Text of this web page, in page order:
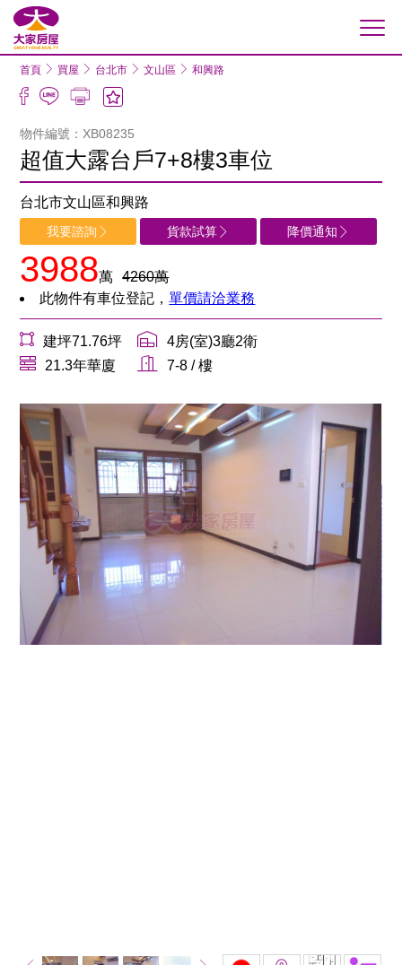
首頁 買屋 台北市 文山區 和興路
物件編號：XB08235
超值大露台戶7+8樓3車位
台北市文山區和興路
我要諮詢 貨款試算 降價通知
3988萬
4260萬
此物件有車位登記，單價請洽業務
建坪71.76坪
4房(室)3廳2衛
21.3年華廈
7-8 / 樓